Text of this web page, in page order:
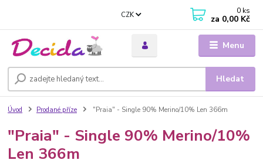
Menu
CZK
Hledat
0 ks
za 0,00 Kč
Úvod Prodané příze "Praia" - Single 90% Merino/10% Len 366m
"Praia" - Single 90% Merino/10%
Len 366m